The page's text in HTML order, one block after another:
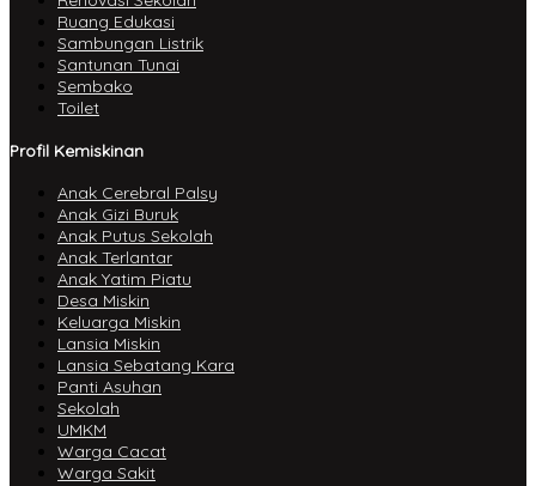
Ruang Edukasi
Sambungan Listrik
Santunan Tunai
Sembako
Toilet
Profil Kemiskinan
Anak Cerebral Palsy
Anak Gizi Buruk
Anak Putus Sekolah
Anak Terlantar
Anak Yatim Piatu
Desa Miskin
Keluarga Miskin
Lansia Miskin
Lansia Sebatang Kara
Panti Asuhan
Sekolah
UMKM
Warga Cacat
Warga Sakit